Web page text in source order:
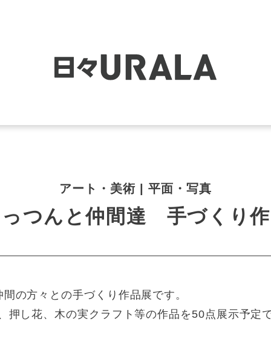
アート・美術 | 平面・写真
つんと仲間達 手づくり
の方々との手づくり作品展です。
押し花、木の実クラフト等の作品を50点展示予定